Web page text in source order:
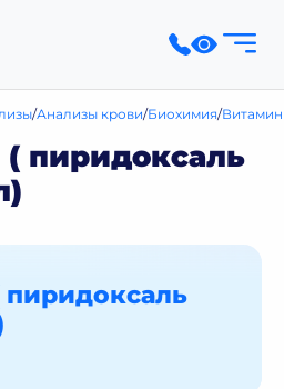
Анализы крови Биохимия
пиридоксаль